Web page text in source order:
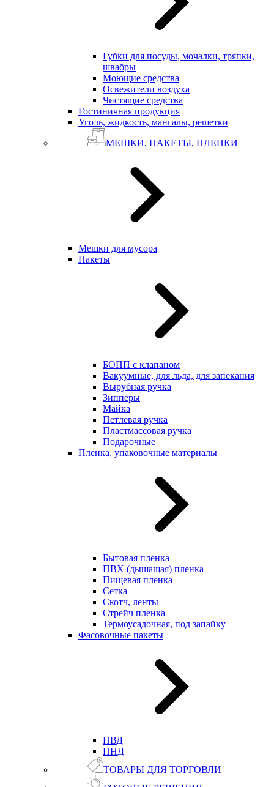
Губки для посуды, мочалки, тряпки,
швабры
Моющие средства
Освежители воздуха
Чистящие средства
Гостиничная продукция
Уголь, жидкость, мангалы, решетки
МЕШКИ, ПАКЕТЫ, ПЛЕНКИ
Мешки для мусора
Пакеты
БОПП с клапаном
Вакуумные, для льда, для запекания
Вырубная ручка
Зипперы
Майка
Петлевая ручка
Пластмассовая ручка
Подарочные
Пленка, упаковочные материалы
Бытовая пленка
ПВХ (дышащая) пленка
Пищевая пленка
Сетка
Скотч, ленты
Стрейч пленка
Термоусадочная, под запайку
Фасовочные пакеты
ПВД
ПНД
ТОВАРЫ ДЛЯ ТОРГОВЛИ